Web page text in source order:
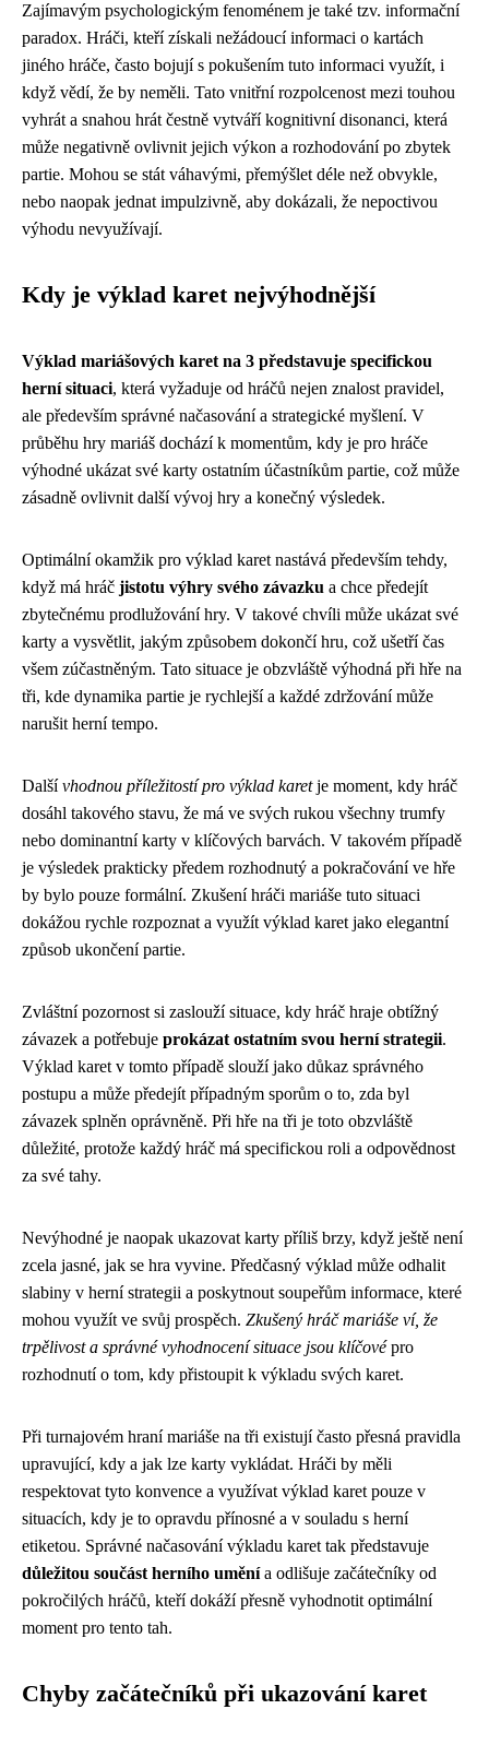
Zajímavým psychologickým fenoménem je také tzv. informační
paradox. Hráči, kteří získali nežádoucí informaci o kartách
jiného hráče, často bojují s pokušením tuto informaci využít, i
když vědí, že by neměli. Tato vnitřní rozpolcenost mezi touhou
vyhrát a snahou hrát čestně vytváří kognitivní disonanci, která
může negativně ovlivnit jejich výkon a rozhodování po zbytek
partie. Mohou se stát váhavými, přemýšlet déle než obvykle,
nebo naopak jednat impulzivně, aby dokázali, že nepoctivou
výhodu nevyužívají.
Kdy je výklad karet nejvýhodnější
Výklad mariášových karet na 3 představuje specifickou
herní situaci, která vyžaduje od hráčů nejen znalost pravidel,
ale především správné načasování a strategické myšlení. V
průběhu hry mariáš dochází k momentům, kdy je pro hráče
výhodné ukázat své karty ostatním účastníkům partie, což může
zásadně ovlivnit další vývoj hry a konečný výsledek.
Optimální okamžik pro výklad karet nastává především tehdy,
když má hráč jistotu výhry svého závazku a chce předejít
zbytečnému prodlužování hry. V takové chvíli může ukázat své
karty a vysvětlit, jakým způsobem dokončí hru, což ušetří čas
všem zúčastněným. Tato situace je obzvláště výhodná při hře na
tři, kde dynamika partie je rychlejší a každé zdržování může
narušit herní tempo.
Dalšívhodnou příležitostí pro výklad karetje moment, kdy hráč
dosáhl takového stavu, že má ve svých rukou všechny trumfy
nebo dominantní karty v klíčových barvách. V takovém případě
je výsledek prakticky předem rozhodnutý a pokračování ve hře
by bylo pouze formální. Zkušení hráči mariáše tuto situaci
dokážou rychle rozpoznat a využít výklad karet jako elegantní
způsob ukončení partie.
Zvláštní pozornost si zaslouží situace, kdy hráč hraje obtížný
závazek a potřebuje prokázat ostatním svou herní strategii.
Výklad karet v tomto případě slouží jako důkaz správného
postupu a může předejít případným sporům o to, zda byl
závazek splněn oprávněně. Při hře na tři je toto obzvláště
důležité, protože každý hráč má specifickou roli a odpovědnost
za své tahy.
Nevýhodné je naopak ukazovat karty příliš brzy, když ještě není
zcela jasné, jak se hra vyvine. Předčasný výklad může odhalit
slabiny v herní strategii a poskytnout soupeřům informace, které
mohou využít ve svůj prospěch. Zkušený hráč mariáše ví, že
trpělivost a správné vyhodnocení situace jsou klíčovépro
rozhodnutí o tom, kdy přistoupit k výkladu svých karet.
Při turnajovém hraní mariáše na tři existují často přesná pravidla
upravující, kdy a jak lze karty vykládat. Hráči by měli
respektovat tyto konvence a využívat výklad karet pouze v
situacích, kdy je to opravdu přínosné a v souladu s herní
etiketou. Správné načasování výkladu karet tak představuje
důležitou součást herního uměnía odlišuje začátečníky od
pokročilých hráčů, kteří dokáží přesně vyhodnotit optimální
moment pro tento tah.
Chyby začátečníků při ukazování karet